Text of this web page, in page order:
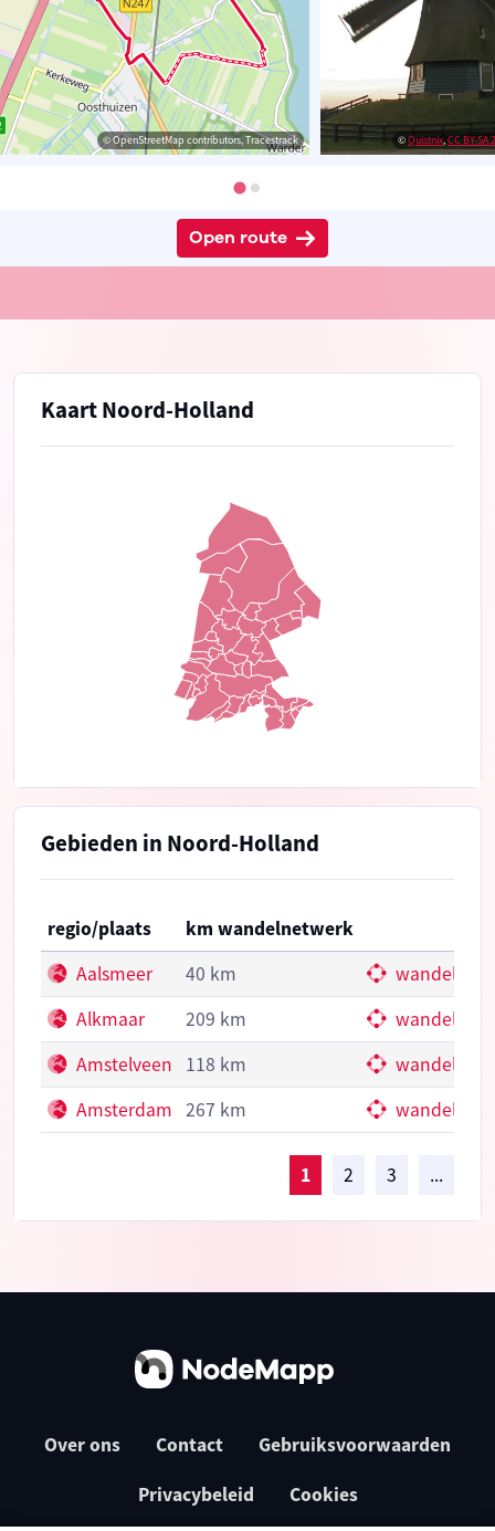
© OpenStreetMap contributors, Tracestrack ©Quistnix,CC BY-SA
Open route
Kaart Noord-Holland
Gebieden in Noord-Holland
regio/plaats
km wandelnetwerk
Aalsmeer
40 km
Alkmaar
209 km
Amstelveen
118 km
Amsterdam 267 km
1 2 3 ...
Over ons Contact Gebruiksvoorwaarden
Privacybeleid Cookies